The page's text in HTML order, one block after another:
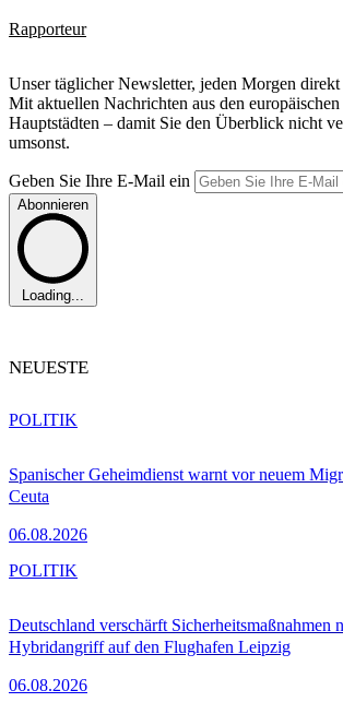
Rapporteur
Unser täglicher Newsletter, jeden Morgen
Mit aktuellen Nachrichten aus den
Hauptstädten – damit Sie den Überblick nicht
umsonst.
Geben Sie Ihre E-Mail ein
Abonnieren
Loading...
NEUESTE
Spanischer Geheimdienst warnt vor neuem
Ceuta
06.08.2026
POLITIK
Deutschland verschärft Sicherheitsmaßnahmen
Hybridangriff auf den Flughafen Leipzig
06.08.2026
POLITIK